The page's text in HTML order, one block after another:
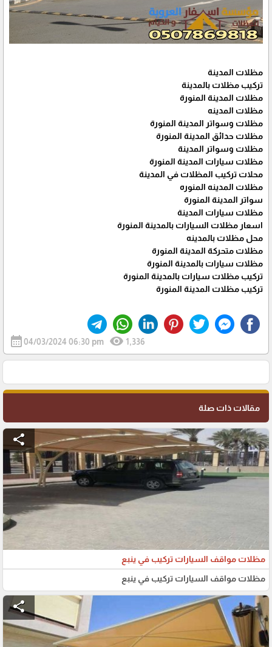
مظلات المدينة
تركيب مظلات بالمدينة
مظلات المدينة المنورة
مظلات المدينه
مظلات وسواتر المدينة المنورة
مظلات حدائق المدينة المنورة
مظلات وسواتر المدينة
مظلات سيارات المدينة المنورة
محلات تركيب المظلات في المدينة
مظلات المدينه المنوره
سواتر المدينة المنورة
مظلات سيارات المدينة
اسعار مظلات السيارات بالمدينة المنورة
محل مظلات بالمدينه
مظلات متحركة المدينة المنورة
مظلات سيارات بالمدينة المنورة
تركيب مظلات سيارات بالمدينة المنورة
تركيب مظلات المدينة المنورة
calendar_month04/03/2024 06:30 pm visibility 1,336
مقالات ذات صلة
share
مظلات مواقف السيارات تركيب في ينبع
مظلات مواقف السيارات تركيب في ينبع
share